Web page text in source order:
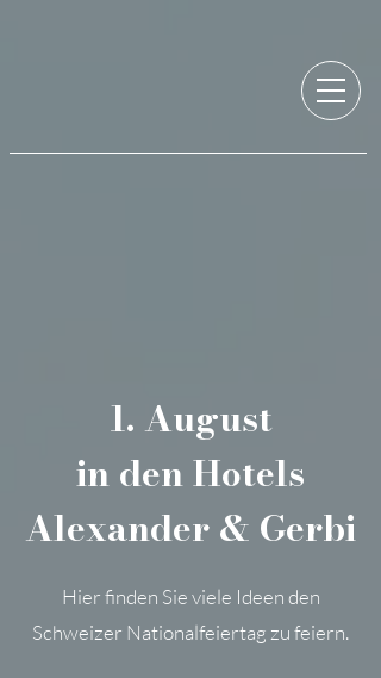
1. August
in den Hotels
Alexander & Gerbi
Hier finden Sie viele Ideen den
Schweizer Nationalfeiertag zu feiern.